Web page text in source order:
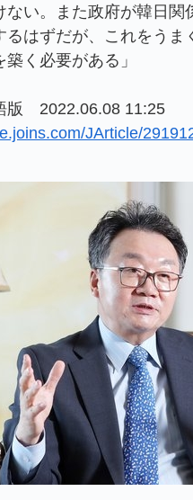
ない。また政府が韓日
るはずだが、これをう
く必要がある」
版 2022.06.08 11:25
JArticle/